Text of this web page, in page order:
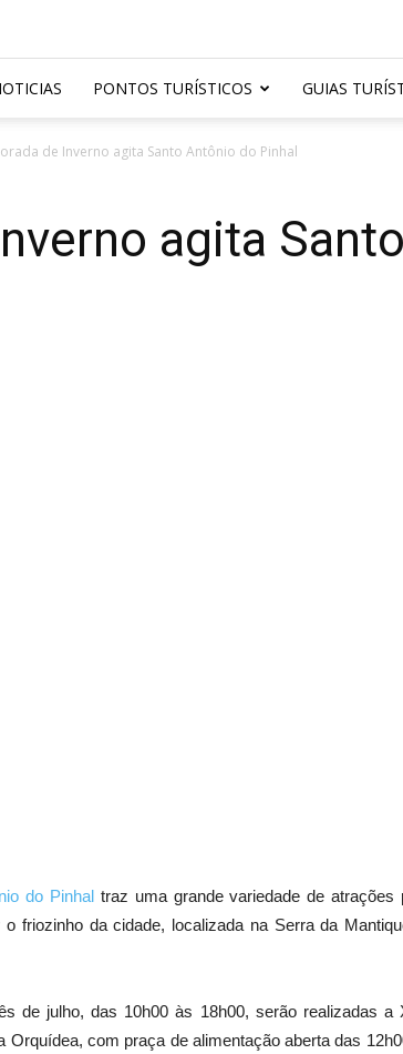
PONTOS TURÍSTICOS GUIAS
de Inverno agita Santo Antônio do Pinhal
agita
do Pinhaltraz uma grande variedade de atrações
friozinho da cidade, localizada na Serra da
de julho, das 10h00 às 18h00, serão realizadas a
Orquídea, com praça de alimentação aberta das